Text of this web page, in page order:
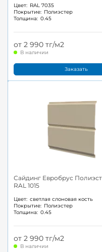
Цвет: RAL 7035
Покрытие: Полиэстер
Толщина: 0.45
от 2 990 тг/м2
В наличии
Заказать
Сайдинг Евробрус
RAL 1015
Цвет: светлая слоновая кость
Покрытие: Полиэстер
Толщина: 0.45
от 2 990 тг/м2
В наличии